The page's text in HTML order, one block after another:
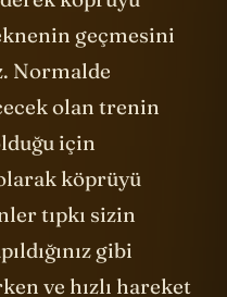
köprüyü
geçmesini
Normalde
olan trenin
için
köprüyü
tıpkı sizin
gibi